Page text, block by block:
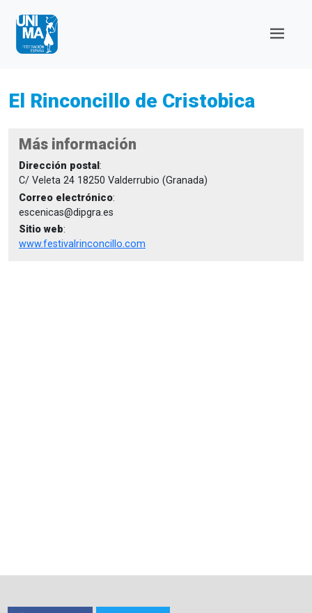
El Rinconcillo de Cristobica
Más información
Dirección postal :
C/ Veleta 24 18250 Valderrubio (Granada)
Correo electrónico:
escenicas@dipgra.es
Sitio web:
www.festivalrinconcillo.com